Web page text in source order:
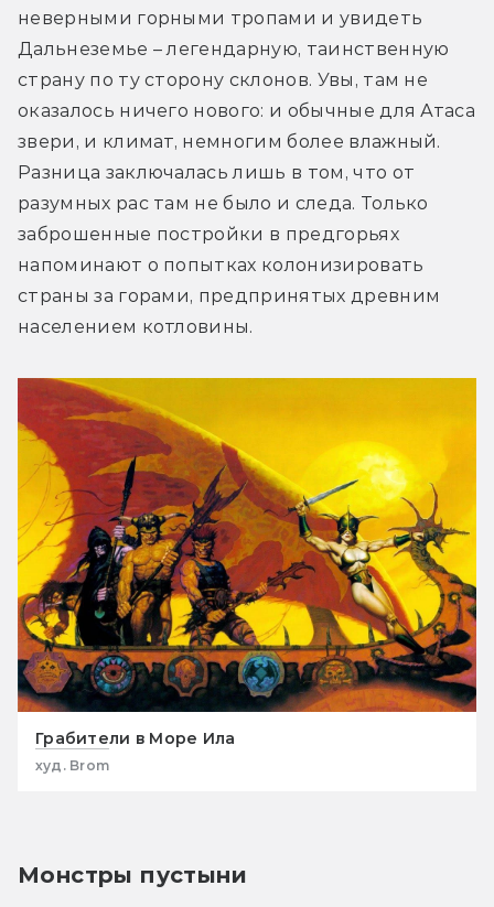
неверными горными тропами и увидеть
Дальнеземье – легендарную, таинственную
страну по ту сторону склонов. Увы, там не
оказалось ничего нового: и обычные для Атаса
звери, и климат, немногим более влажный.
Разница заключалась лишь в том, что от
разумных рас там не было и следа. Только
заброшенные постройки в предгорьях
напоминают о попытках колонизировать
страны за горами, предпринятых древним
населением котловины.
Грабители в Море Ила
худ. Brom
Монстры пустыни